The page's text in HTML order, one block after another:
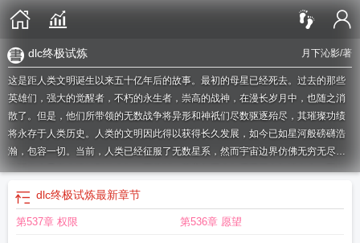
月下沁影/著
dlc终极试炼
这是距人类文明诞生以来五十亿年后的故事。最初的母星已经死去。过去的那些
英雄们，强大的觉醒者，不朽的永生者，崇高的战神，在漫长岁月中，也随之消
散了。但是，他们所带领的无数战争将异形和神祇们尽数驱逐殆尽，其璀璨功绩
将永存于人类历史。人类的文明因此得以获得长久发展，如今已如星河般磅礴浩
瀚，包容一切。当前，人类已经征服了无数星系，然而宇宙边界仿佛无穷无尽，
依旧有大量尚未接触到的未知。而此时，宇宙却因未知原因正在加速老去。即使
如此，人类依旧不会放弃探索宇宙，直至终结。而我便是探索宇宙未知的‘先驱
者’……如果您喜欢终极宇宙试炼，别忘记分享给朋友.
极宇宙八颗无限宝石
漫画终极宇宙终极系列之终极宇宙
dlc终极试炼最新章节
第537章 权限 第536章 愿望